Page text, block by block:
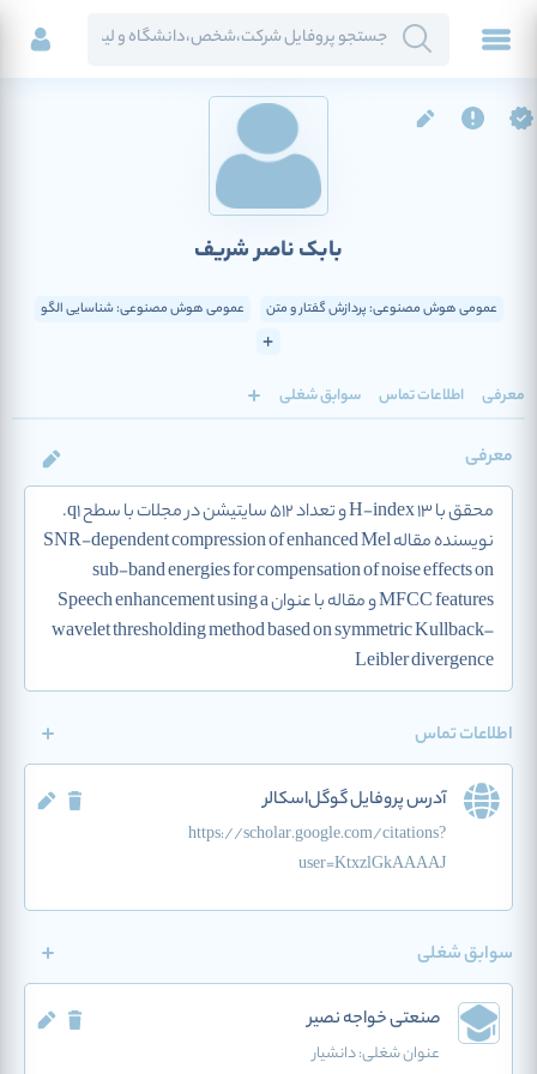
بابک ناصر شریف
عمومی هوش مصنوعی: پردازش گفتار و متن عمومی هوش مصنوعی: شناسایی الگو
معرفی اطلاعات تماس سوابق شغلی
معرفی
محقق با H-index 13 و تعداد 512 سایتیشن در مجلات با سطح q1.
نویسنده مقاله SNR-dependent compression of enhanced Mel
sub-band energies for compensation of noise effects on
MFCC features و مقاله با عنوان Speech enhancement using a
wavelet thresholding method based on symmetric Kullback–
Leibler divergence
اطلاعات تماس
آدرس پروفایل گوگل‌اسکالر
https://scholar.google.com/citations?
user=KtxzlGkAAAAJ
سوابق شغلی
صنعتی خواجه نصیر
عنوان شغلی:دانشیار